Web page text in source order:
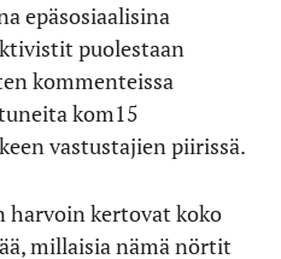
epäsosiaalisina
puolestaan
kommenteissa
kom15
vastustajien piirissä.
harvoin kertovat koko
millaisia nämä nörtit